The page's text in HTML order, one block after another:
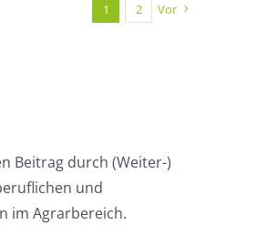
1 2 Vor
Beitrag durch (Weiter-)
und
im Agrarbereich.